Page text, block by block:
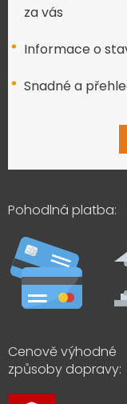
za vás
Informace o
Snadné a
Pohodlná platba:
Cenově výhodné
způsoby dopravy: